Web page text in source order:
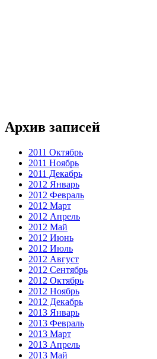
Архив записей
2011 Октябрь
2011 Ноябрь
2011 Декабрь
2012 Январь
2012 Февраль
2012 Март
2012 Апрель
2012 Май
2012 Июнь
2012 Июль
2012 Август
2012 Сентябрь
2012 Октябрь
2012 Ноябрь
2012 Декабрь
2013 Январь
2013 Февраль
2013 Март
2013 Апрель
2013 Май